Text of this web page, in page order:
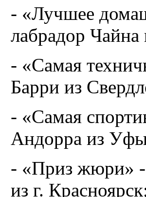
- «Лучшее
лабрадор Чайна
- «Самая
Барри из
- «Самая
Андорра из
- «Приз жюри» -
из г.